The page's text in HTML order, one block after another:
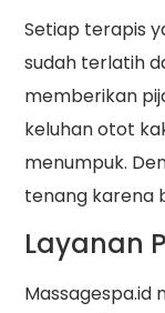
Setiap terapis
sudah terlatih
memberikan
keluhan otot
menumpuk.
tenang karena
Layanan
Massagespa.id